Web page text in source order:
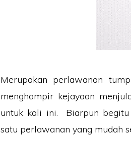
Merupakan perlawanan
menghampir kejayaan
untuk kali ini. Biarpun begitu
satu perlawanan yang mudah